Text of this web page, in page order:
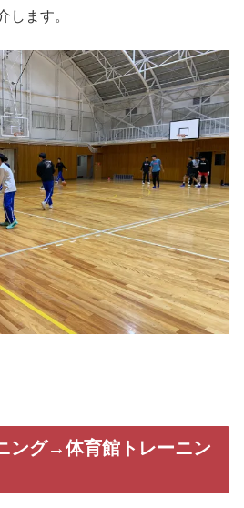
します。
ング→体育館トレーニン